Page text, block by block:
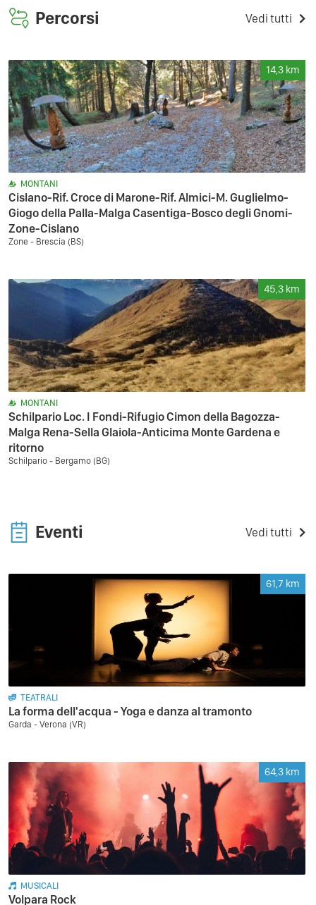
Percorsi Vedi tutti
14,3 km
MONTANI
Cislano-Rif. Croce di Marone-Rif. Almici-M. Guglielmo-
Giogo della Palla-Malga Casentiga-Bosco degli Gnomi-
Zone-Cislano
Zone - Brescia (BS)
45,3 km
MONTANI
Schilpario Loc. I Fondi-Rifugio Cimon della Bagozza-
Malga Rena-Sella Glaiola-Anticima Monte Gardena e
ritorno
Schilpario - Bergamo (BG)
Eventi Vedi tutti
61,7 km
TEATRALI
La forma dell'acqua - Yoga e danza al tramonto
Garda - Verona (VR)
64,3 km
MUSICALI
Volpara Rock